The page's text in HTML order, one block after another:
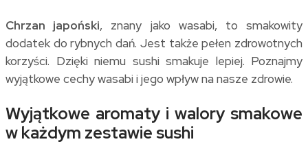
Chrzan japoński, znany jako wasabi, to smakowity
dodatek do rybnych dań. Jest także pełen zdrowotnych
korzyści. Dzięki niemu sushi smakuje lepiej. Poznajmy
wyjątkowe cechy wasabi i jego wpływ na nasze zdrowie.
Wyjątkowe aromaty i walory smakowe
w każdym zestawie sushi